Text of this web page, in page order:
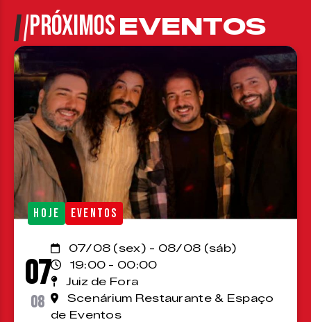
PRÓXIMOSEVENTOS
HOJE EVENTOS
07
08
07/08 (sex) - 08/08 (sáb)
19:00 - 00:00
Juiz de Fora
Scenárium Restaurante & Espaço
de Eventos